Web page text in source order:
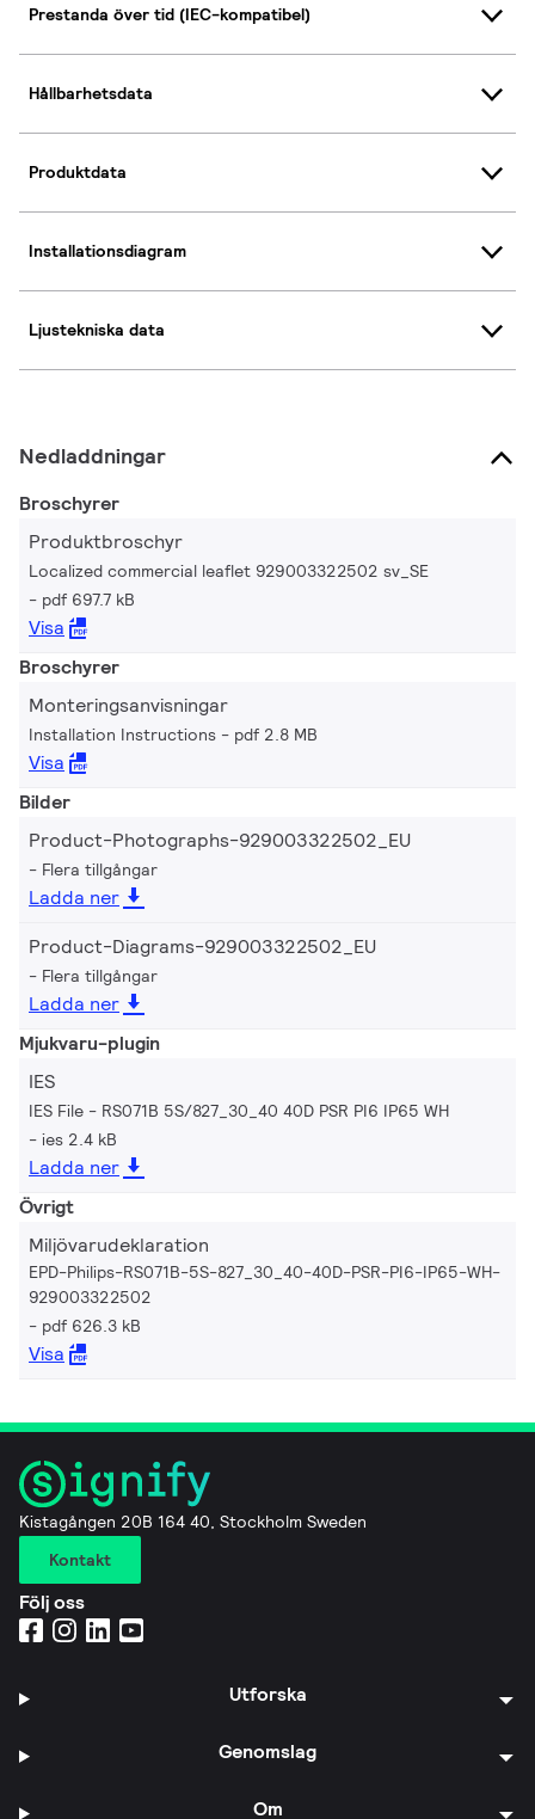
Prestanda över tid (IEC-kompatibel)
Hållbarhetsdata
Produktdata
Installationsdiagram
Ljustekniska data
Nedladdningar
Broschyrer
Produktbroschyr
Localized commercial leaflet 929003322502 sv_SE
pdf 697.7 kB
Visa
Broschyrer
Monteringsanvisningar
Installation Instructions pdf 2.8 MB
Visa
Bilder
Product-Photographs-929003322502_EU
Flera tillgångar
Ladda ner
Product-Diagrams-929003322502_EU
Flera tillgångar
Ladda ner
Mjukvaru-plugin
IES
IES File - RS071B 5S/827_30_40 40D PSR PI6 IP65 WH
ies 2.4 kB
Ladda ner
Övrigt
Miljövarudeklaration
EPD-Philips-RS071B-5S-827_30_40-40D-PSR-PI6-IP65-WH-
929003322502
pdf 626.3 kB
Visa
Kistagången 20B 164 40, Stockholm Sweden
Kontakt
Följ oss
Utforska
Genomslag
Om